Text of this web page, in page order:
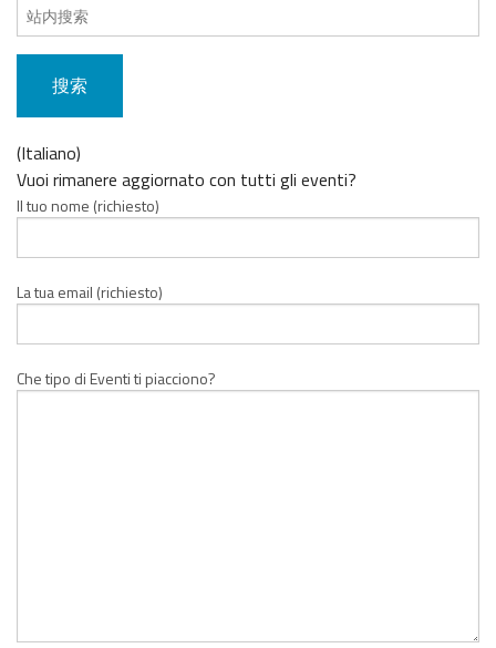
搜
索
内
(Italiano)
Vuoi rimanere aggiornato con tutti gli eventi?
Il tuo nome (richiesto)
La tua email (richiesto)
Che tipo di Eventi ti piacciono?